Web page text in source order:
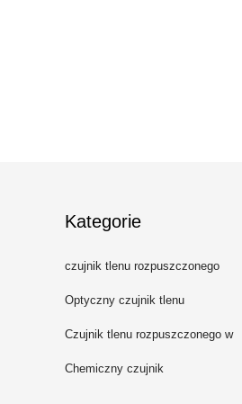
Kategorie
czujnik tlenu rozpuszczonego
Optyczny czujnik tlenu
rozpuszczonego
Czujnik tlenu rozpuszczonego w
wodzie
Chemiczny czujnik